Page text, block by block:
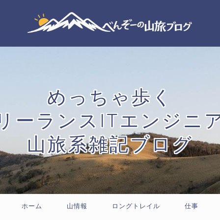
めっちゃ歩く
ーランスITエンジニ
山旅系雑記ブログ
ホーム 山情報 ロングトレイル 仕事